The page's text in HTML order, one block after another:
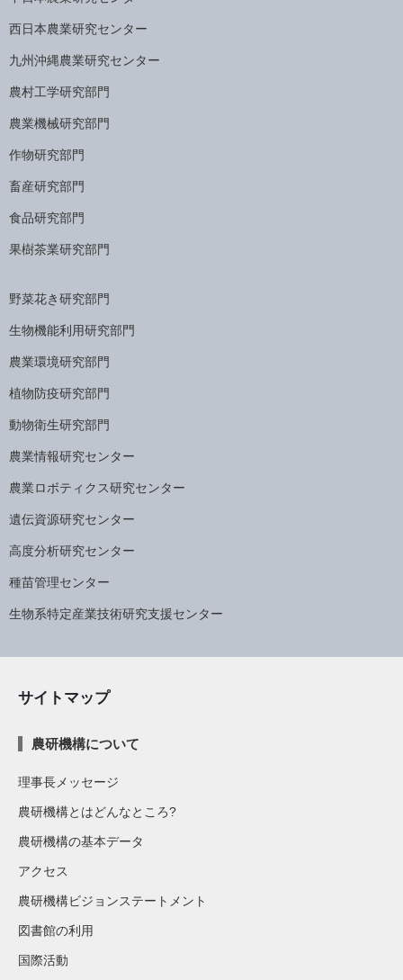
西日本農業研究センター
九州沖縄農業研究センター
農村工学研究部門
農業機械研究部門
作物研究部門
畜産研究部門
食品研究部門
果樹茶業研究部門
野菜花き研究部門
生物機能利用研究部門
農業環境研究部門
植物防疫研究部門
動物衛生研究部門
農業情報研究センター
農業ロボティクス研究センター
遺伝資源研究センター
高度分析研究センター
種苗管理センター
生物系特定産業技術研究支援センター
サイトマップ
農研機構について
理事長メッセージ
農研機構とはどんなところ?
農研機構の基本データ
アクセス
農研機構ビジョンステートメント
図書館の利用
国際活動